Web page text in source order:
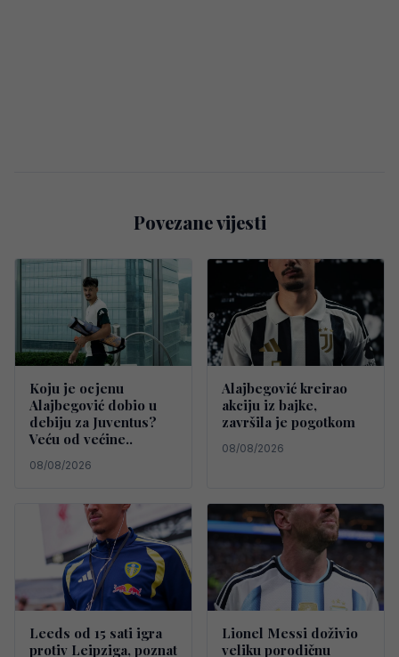
Povezane vijesti
Koju je ocjenu
Alajbegović dobio u
debiju za Juventus?
Veću od većine..
08/08/2026
Alajbegović kreirao
akciju iz bajke,
završila je pogotkom
08/08/2026
Leeds od 15 sati igra
protiv Leipziga, poznat
Lionel Messi doživio
veliku porodičnu